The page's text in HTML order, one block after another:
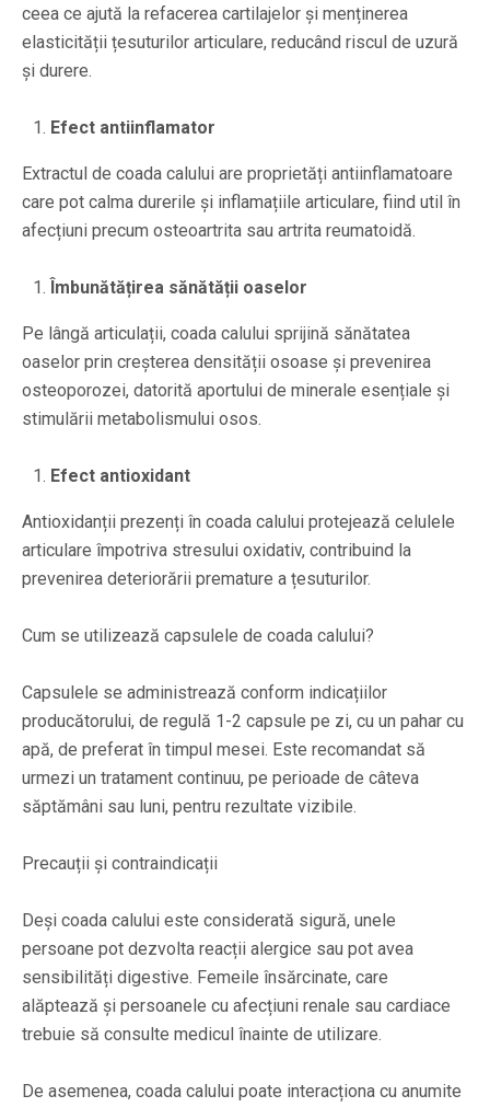
ceea ce ajută la refacerea cartilajelor și menținerea
elasticității țesuturilor articulare, reducând riscul de uzură
și durere.
Efect antiinflamator
Extractul de coada calului are proprietăți antiinflamatoare
care pot calma durerile și inflamațiile articulare, fiind util în
afecțiuni precum osteoartrita sau artrita reumatoidă.
Îmbunătățirea sănătății oaselor
Pe lângă articulații, coada calului sprijină sănătatea
oaselor prin creșterea densității osoase și prevenirea
osteoporozei, datorită aportului de minerale esențiale și
stimulării metabolismului osos.
Efect antioxidant
Antioxidanții prezenți în coada calului protejează celulele
articulare împotriva stresului oxidativ, contribuind la
prevenirea deteriorării premature a țesuturilor.
Cum se utilizează capsulele de coada calului?
Capsulele se administrează conform indicațiilor
producătorului, de regulă 1-2 capsule pe zi, cu un pahar cu
apă, de preferat în timpul mesei. Este recomandat să
urmezi un tratament continuu, pe perioade de câteva
săptămâni sau luni, pentru rezultate vizibile.
Precauții și contraindicații
Deși coada calului este considerată sigură, unele
persoane pot dezvolta reacții alergice sau pot avea
sensibilități digestive. Femeile însărcinate, care
alăptează și persoanele cu afecțiuni renale sau cardiace
trebuie să consulte medicul înainte de utilizare.
De asemenea, coada calului poate interacționa cu anumite